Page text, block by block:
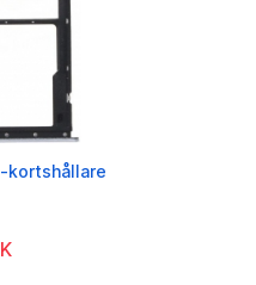
kortshållare